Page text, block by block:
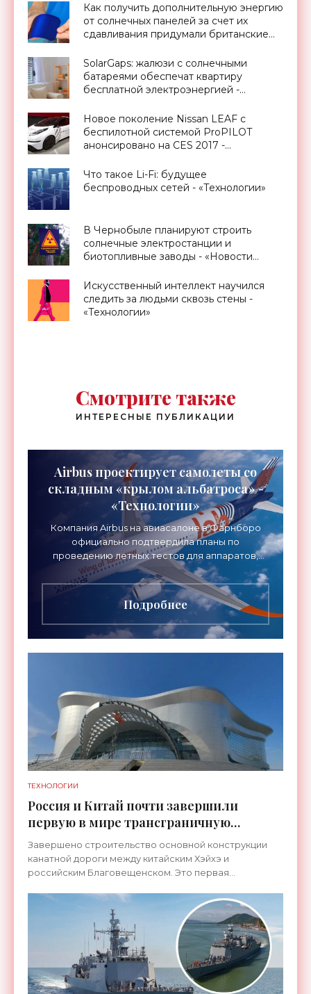
Как получить дополнительную энергию
от солнечных панелей за счет их
сдавливания придумали британские
SolarGaps: жалюзи с солнечными
батареями обеспечат квартиру
бесплатной электроэнергией -
Новое поколение Nissan LEAF с
беспилотной системой ProPILOT
анонсировано на CES 2017 -
Что такое Li-Fi: будущее
беспроводных сетей - «Технологии»
В Чернобыле планируют строить
солнечные электростанции и
биотопливные заводы - «Новости
Искусственный интеллект научился
следить за людьми сквозь стены -
«Технологии»
Смотрите также
ИНТЕРЕСНЫЕ ПУБЛИКАЦИИ
Airbus проектирует самолеты со
складным «крылом альбатроса» -
«Технологии»
Компания Airbus на авиасалоне в Фарнборо
официально подтвердила планы по
проведению летных тестов для аппаратов,
созданных в рамках нового проекта «Крыло
будущего». Цель разработки
Подробнее
ТЕХНОЛОГИИ
Россия и Китай почти завершили
первую в мире трансграничную
канатную дорогу между двумя
странами - «Технологии»
Завершено строительство основной конструкции
канатной дороги между китайским Хэйхэ и
российским Благовещенском. Это первая
соединит не просто два города, а